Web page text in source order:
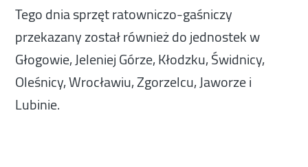
Tego dnia sprzęt ratowniczo-gaśniczy
przekazany został również do jednostek w
Głogowie, Jeleniej Górze, Kłodzku, Świdnicy,
Oleśnicy, Wrocławiu, Zgorzelcu, Jaworze i
Lubinie.